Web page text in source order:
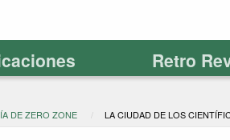
Retro
DE ZERO ZONE LA CIUDAD DE LOS